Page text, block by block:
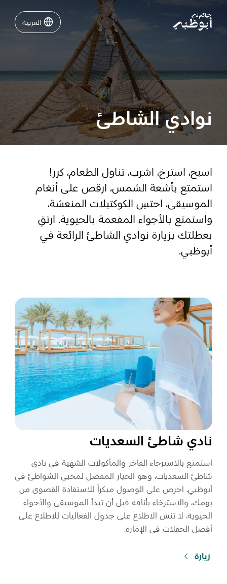
العربية
العربية
نشاطات لا تفوّتها في أبوظبي
دليلك لأبوظبي
فعاليات
تسجيل الدخول مسارات
أبو ظبي
منطقة العين
منطقة الظفرة
دائرة الثقافة والسياحة - أبوظبي
مركز أبوظبي الوطني للمعارض والمؤتمرات
نوادي الشاطئ
اسبح، استرخ، اشرب، تناول الطعام، كرر!
استمتع بأشعة الشمس، ارقص على أنغام
الموسيقى، احتسِ الكوكتيلات المنعشة،
واستمتع بالأجواء المفعمة بالحيوية. ارتقِ
بعطلتك بزيارة نوادي الشاطئ الرائعة في
أبوظبي.
نادي شاطئ السعديات
استمتع بالاسترخاء الفاخر والمأكولات الشهية في نادي
شاطئ السعديات، وهو الخيار المفضل لمحبي الشواطئ في
أبوظبي. احرص على الوصول مبكراً للاستفادة القصوى من
يومك، والاسترخاء بأناقة قبل أن تبدأ الموسيقى والأجواء
الحيوية. لا تنسَ الاطلاع على جدول الفعاليات للاطلاع على
أفضل الحفلات في الإمارة.
زيارة